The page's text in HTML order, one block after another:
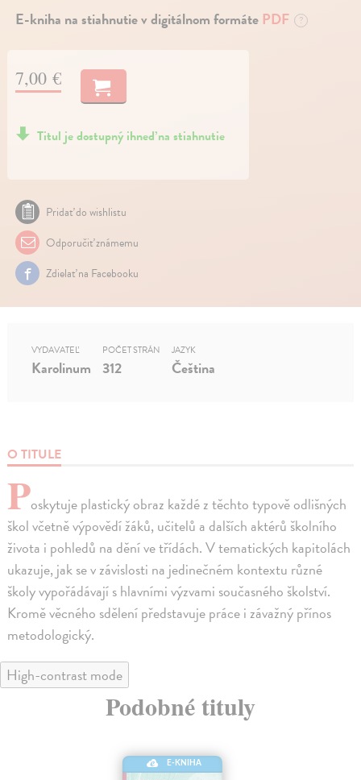
E-kniha na stiahnutie v digitálnom formáte PDF ?
7,00 €
Titul je dostupný ihneď na stiahnutie
Pridať do wishlistu
Odporučiť známemu
Zdielať na Facebooku
O TITULE
Poskytuje plastický obraz každé z těchto typově odlišných
škol včetně výpovědí žáků, učitelů a dalších aktérů školního
života i pohledů na dění ve třídách. V tematických kapitolách
ukazuje, jak se v závislosti na jedinečném kontextu různé
školy vypořádávají s hlavními výzvami současného školství.
Kromě věcného sdělení představuje práce i závažný přínos
metodologický.
VYDAVATEĽ
Karolinum
POČET STRÁN
312
JAZYK
Čeština
High-contrast mode
Podobné tituly
E-KNIHA